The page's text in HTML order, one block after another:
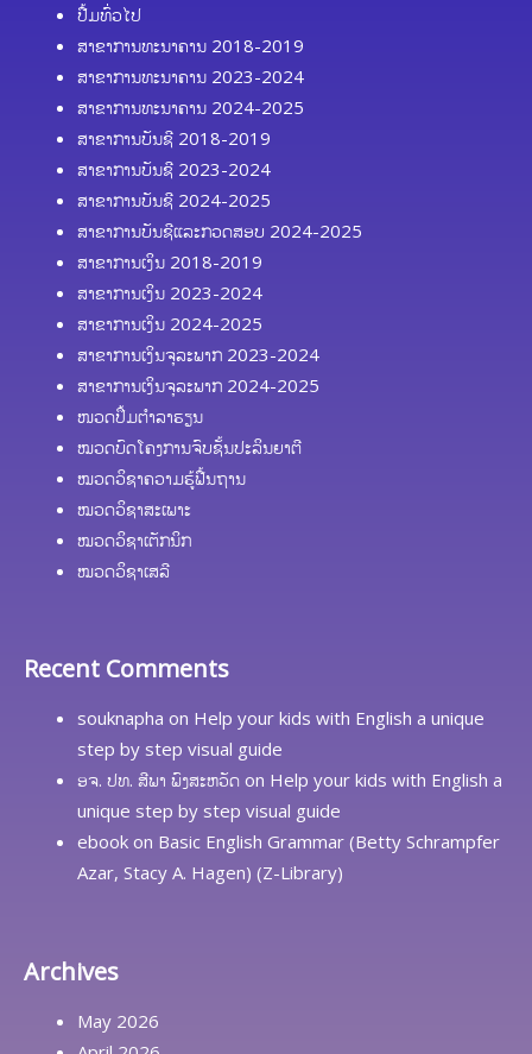
ປື້ມທົ່ວໄປ
ສາຂາການທະນາຄານ 2018-2019
ສາຂາການທະນາຄານ 2023-2024
ສາຂາການທະນາຄານ 2024-2025
ສາຂາການບັນຊີ 2018-2019
ສາຂາການບັນຊີ 2023-2024
ສາຂາການບັນຊີ 2024-2025
ສາຂາການບັນຊີແລະກວດສອບ 2024-2025
ສາຂາການເງິນ 2018-2019
ສາຂາການເງິນ 2023-2024
ສາຂາການເງິນ 2024-2025
ສາຂາການເງິນຈຸລະພາກ 2023-2024
ສາຂາການເງິນຈຸລະພາກ 2024-2025
ໜວດປຶ້ມຕຳລາຮຽນ
ໝວດບົດໂຄງການຈົບຊັ້ນປະລິນຍາຕີ
ໝວດວິຊາຄວາມຮູ້ຟື້ນຖານ
ໝວດວິຊາສະເພາະ
ໝວດວິຊາເຕັກນິກ
ໝວດວິຊາເສລີ
Recent Comments
souknapha on Help your kids with English a unique
step by step visual guide
ອຈ. ປທ. ສີພາ ພົງສະຫວັດ on Help your kids with English a
unique step by step visual guide
ebook on Basic English Grammar (Betty Schrampfer
Azar, Stacy A. Hagen) (Z-Library)
Archives
May 2026